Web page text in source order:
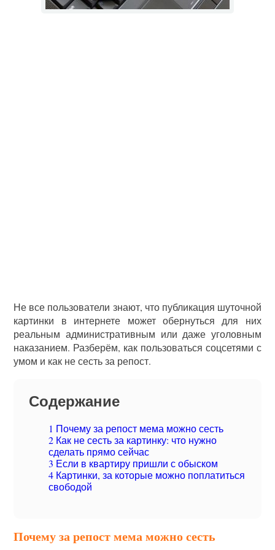
Не все пользователи знают, что публикация шуточной
картинки в интернете может обернуться для них
реальным административным или даже уголовным
наказанием. Разберём, как пользоваться соцсетями с
умом и как не сесть за репост.
Содержание
1 Почему за репост мема можно сесть
2 Как не сесть за картинку: что нужно
сделать прямо сейчас
3 Если в квартиру пришли с обыском
4 Картинки, за которые можно поплатиться
свободой
Почему за репост мема можно сесть